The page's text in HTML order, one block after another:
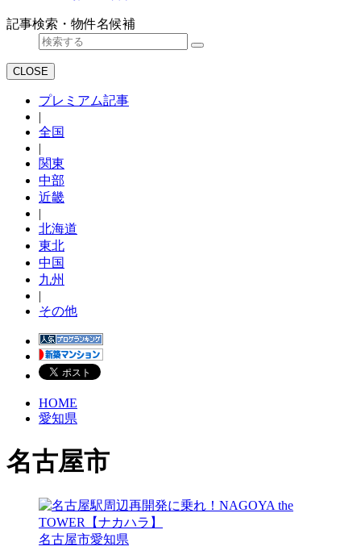
記事検索・物件名候補
CLOSE
プレミアム記事
|
全国
|
関東
中部
近畿
|
北海道
東北
中国
九州
|
その他
HOME
愛知県
名古屋市
名古屋市愛知県